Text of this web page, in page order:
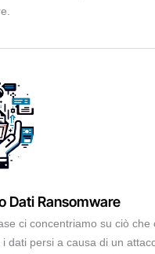
Dati Ransomware
ci concentriamo su ciò che
dati persi a causa di un